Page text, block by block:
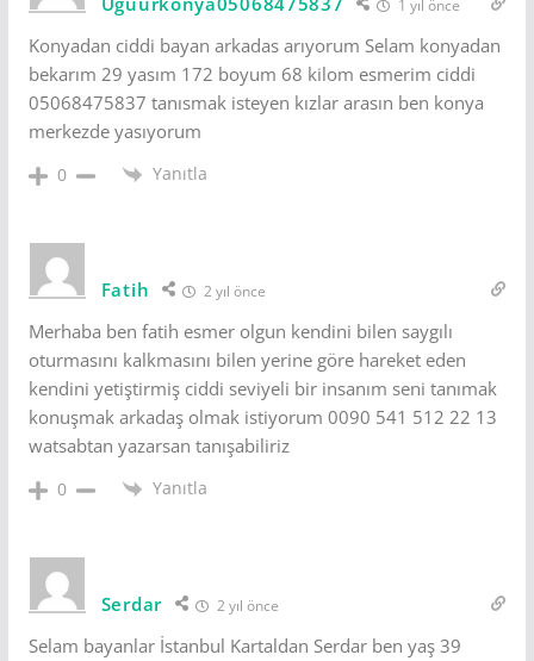
1 yıl önce
Konyadan ciddi bayan arkadas arıyorum Selam konyadan
bekarım 29 yasım 172 boyum 68 kilom esmerim ciddi
05068475837 tanısmak isteyen kızlar arasın ben konya
merkezde yasıyorum
0 Yanıtla
Fatih 2 yıl önce
Merhaba ben fatih esmer olgun kendini bilen saygılı
oturmasını kalkmasını bilen yerine göre hareket eden
kendini yetiştirmiş ciddi seviyeli bir insanım seni tanımak
konuşmak arkadaş olmak istiyorum 0090 541 512 22 13
watsabtan yazarsan tanışabiliriz
0 Yanıtla
Serdar 2 yıl önce
Selam bayanlar İstanbul Kartaldan Serdar ben yaş 39